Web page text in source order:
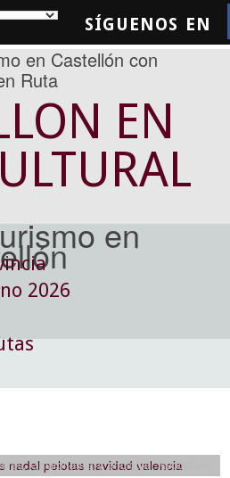
SÍGUENOS EN
en
2026
,Gastronomía y enología,Reportajes